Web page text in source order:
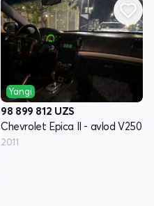
Yangi
98 899 812 UZS
Chevrolet Epica II - avlod V250
2011